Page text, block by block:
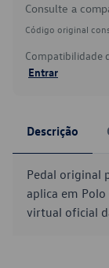
Consulte a
Código original
Compatibilidade
Entrar
Descrição
Pedal original
aplica em Polo
virtual oficial